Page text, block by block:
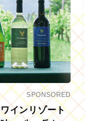
SPONSORED
インリゾート